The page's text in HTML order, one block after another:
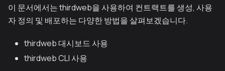
이 문서에서는 thirdweb을 사용하여 컨트랙트를 생성, 사용
자 정의 및 배포하는 다양한 방법을 살펴보겠습니다.
thirdweb 대시보드 사용
thirdweb CLI 사용